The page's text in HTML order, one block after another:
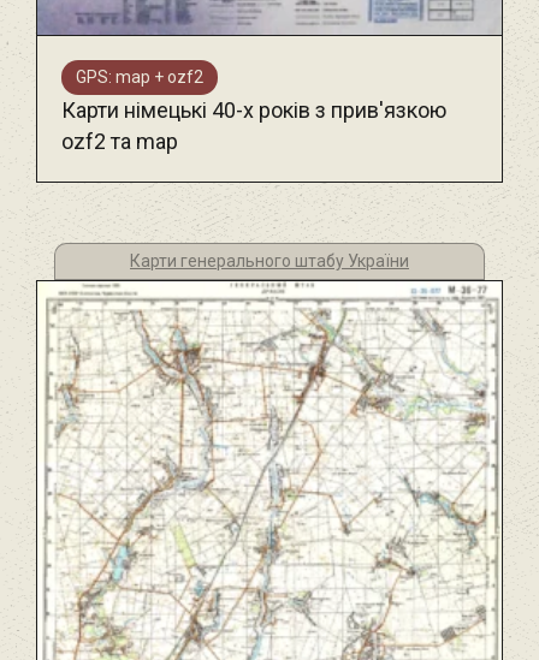
GPS: map + ozf2
Карти німецькі 40-х років з прив'язкою
ozf2 та map
Карти генерального штабу України